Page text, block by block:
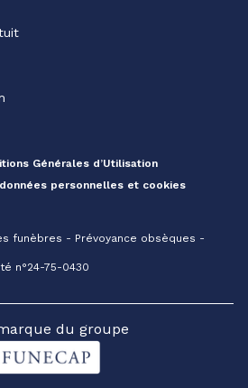
Générales d’Utilisation
personnelles et cookies
funèbres - Prévoyance obsèques -
n°24-75-0430
du groupe